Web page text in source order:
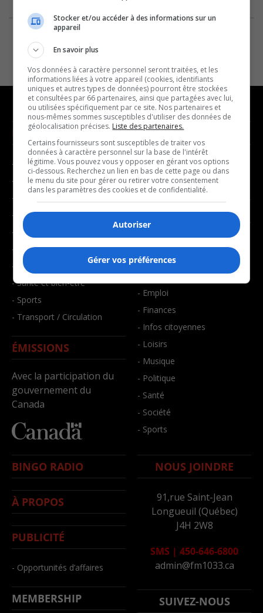
NOUVELLES
- Affaires municipales
- Communauté / Social
- Culture
- Économie
- Éducation
- Environnement
- Faits divers
- Santé et bien-être
- Sports
- Transport / Circulation
ÉMISSIONS
Avec la participation du
gouvernement du
Canada
MUSIQUE
- Décompte franco
- Joué récemment
BALADOS
- Art de vivre
- Bien-être
- Emploi
- Finances
- Infos citoyennes
- Loisirs
- Musique
- Politique
- Santé
- Société
- Sports
BINGO RADIO
À PROPOS
PUBLICITÉ
- Opportunités d’affaires
MEMBERSHIP
NOUS JOINDRE
91,rue Saint-Jean
Longueuil (Québec)
J4H 2W8
SMS | 450-646-6800
admin@fm1033.ca
SUIVEZ-NOUS
Stocker et/ou accéder à des informations sur un
appareil
En savoir plus
Vos données à caractère personnel seront traitées, et les
informations liées à votre appareil (cookies, identifiants
uniques et autres types de données) pourront être stockées
et consultées par 66 partenaires, ainsi que partagées avec lui,
ou utilisées spécifiquement par ce site. Nos partenaires et
nous-mêmes sommes susceptibles d'utiliser des données de
géolocalisation précises. Liste des partenaires.
Certains fournisseurs sont susceptibles de traiter vos
données à caractère personnel sur la base de l'intérêt
légitime. Vous pouvez vous y opposer en gérant vos options
ci-dessous. Recherchez un lien en bas de cette page ou dans
le menu du site pour gérer ou retirer votre consentement
dans les paramètres des cookies et de confidentialité.
Autoriser
Gérer vos préférences